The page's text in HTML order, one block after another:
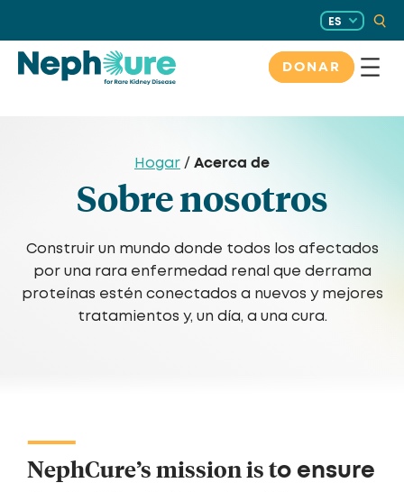
contenido
ES
DONAR
Hogar / Acerca de
Sobre nosotros
Construir un mundo donde todos los afectados
por una rara enfermedad renal que derrama
proteínas estén conectados a nuevos y mejores
tratamientos y, un día, a una cura.
NephCure’s mission is to ensure